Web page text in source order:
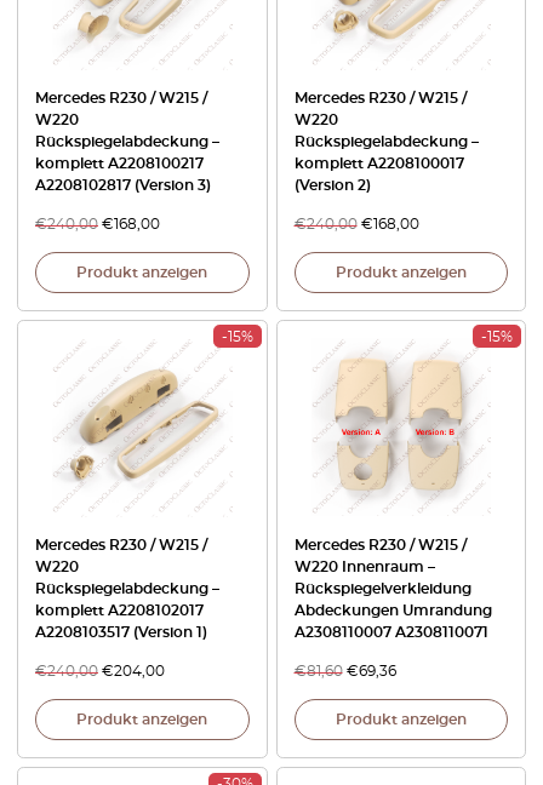
Mercedes R230 / W215 /
W220
Rückspiegelabdeckung –
komplett A2208100217
A2208102817 (Version 3)
€240,00 €168,00
Produkt anzeigen
Mercedes R230 / W215 /
W220
Rückspiegelabdeckung –
komplett A2208100017
(Version 2)
€240,00 €168,00
Produkt anzeigen
-15%
Mercedes R230 / W215 /
W220
Rückspiegelabdeckung –
komplett A2208102017
A2208103517 (Version 1)
€240,00 €204,00
Produkt anzeigen
-15%
Mercedes R230 / W215 /
W220 Innenraum –
Rückspiegelverkleidung
Abdeckungen Umrandung
A2308110007 A2308110071
€81,60 €69,36
Produkt anzeigen